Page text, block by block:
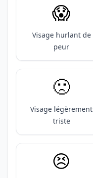
😱
Visage hurlant de
peur
🙁
Visage légèrement
triste
😣